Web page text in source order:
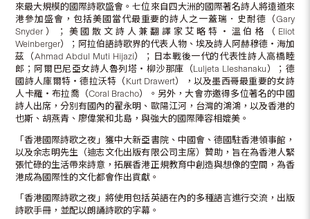
來最大規模的國際詩歌盛會。七位來自四大洲的國際著名詩人將遠道來
港參加盛會，包括美國當代最重要的詩人之一蓋瑞．史耐德（Gary
Snyder）；美國散文詩人兼翻譯家艾略特‧溫伯格（Eliot
Weinberger）；阿拉伯語詩歌界的代表人物、埃及詩人阿赫穆德‧海加
茲（Ahmad Abdul Muti Hijazi）；日本戰後一代的代表性詩人高橋睦
郎；阿爾巴尼亞女詩人魯列塔‧柳沙那庫（Luljeta Lleshanaku）；德
國詩人庫爾特‧德拉沃特（Kurt Drawert），以及墨西哥最重要的女詩
人卡羅‧布拉喬（Coral Bracho）。另外，大會亦邀得多位著名的中國
詩人出席，分別有國內的翟永明、歐陽江河，台灣的鴻鴻，以及香港的
也斯、胡燕青、廖偉棠和北島，與強大的國際陣容相媲美。
「香港國際詩歌之夜」獲中大新亞書院、中國會、德國駐香港領事館，
以及余志明先生（迪志文化出版有限公司主席）贊助，旨在為香港人緊
張忙碌的生活帶來詩意，拓展香港正規教育中創造與想像的空間，為香
港成為國際性的文化都會作出貢獻。
「香港國際詩歌之夜」將使用包括英語在內的多種語言進行交流，出版
詩歌手冊，並配以朗誦詩歌的字幕。